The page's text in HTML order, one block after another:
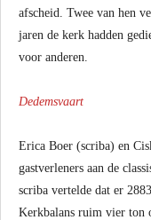
afscheid. Twee van hen
jaren de kerk hadden
voor anderen.
Dedemsvaart
Erica Boer (scriba) en
gastverleners aan de
scriba vertelde dat er
Kerkbalans ruim vier ton